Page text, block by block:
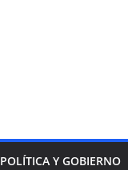
POLÍTICA Y GOBIERNO